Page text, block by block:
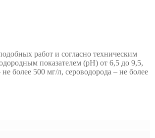
работ и согласно техническим
показателем (рН) от 6,5 до 9,5,
более 500 мг/л, сероводорода – не более